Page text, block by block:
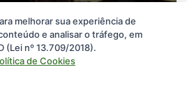
cursos e soluções
2026
melhorar sua experiência de
e analisar o tráfego, em
(Lei nº 13.709/2018).
de Cookies